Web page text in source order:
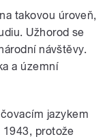
takovou úroveň,
Užhorod se
návštěvy.
a územní
jazykem
1943, protože